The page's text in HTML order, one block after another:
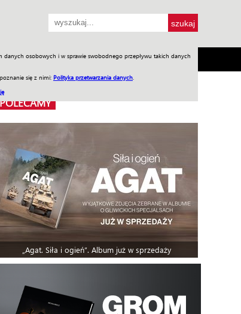
danych osobowych i w sprawie swobodnego przepływu takich danych
się z nimi: Polityka przetwarzania danych
Jednodniówki Praca w WIW
POLECAMY
„Agat. Siła i ogień”. Album już w sprzedaży